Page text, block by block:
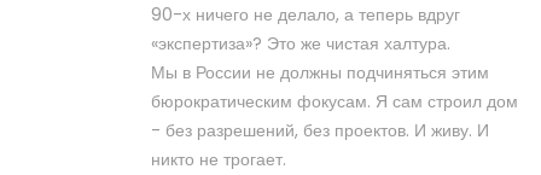
90-х ничего не делало, а теперь вдруг
«экспертиза»? Это же чистая халтура.
Мы в России не должны подчиняться этим
бюрократическим фокусам. Я сам строил дом
- без разрешений, без проектов. И живу. И
никто не трогает.